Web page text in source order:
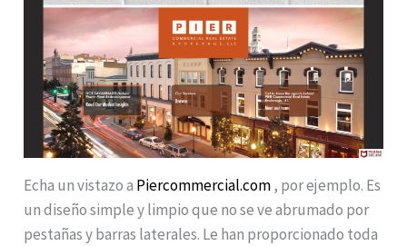
Echa un vistazo a Piercommercial.com, por ejemplo. Es
un diseño simple y limpio que no se ve abrumado por
pestañas y barras laterales. Le han proporcionado toda